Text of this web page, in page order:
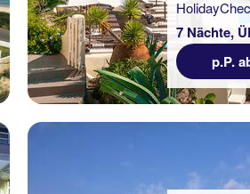
7 Nächte,
p.P.